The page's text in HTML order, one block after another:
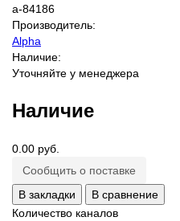
a-84186
Производитель:
Alpha
Наличие:
Уточняйте у менеджера
Наличие
0.00 руб.
Сообщить о поставке
В закладки
В сравнение
Количество каналов